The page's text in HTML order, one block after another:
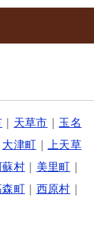
天草市
玉名
大津町
上天草
蘇村 美里町
森町 西原村